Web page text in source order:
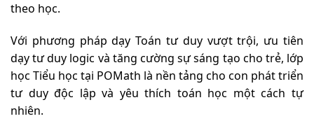
theo học.
Với phương pháp dạy Toán tư duy vượt trội, ưu tiên
dạy tư duy logic và tăng cường sự sáng tạo cho trẻ, lớp
học Tiểu học tại POMath là nền tảng cho con phát triển
tư duy độc lập và yêu thích toán học một cách tự
nhiên.